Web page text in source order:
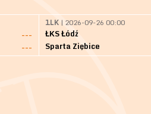
---
---
1LK | 2026-09-26 00:00
ŁKS Łódź
Sparta Ziębice